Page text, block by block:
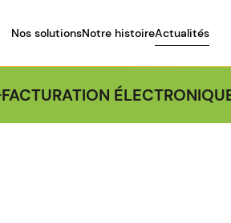
Nos solutionsNotre histoireActualités
FACTURATION